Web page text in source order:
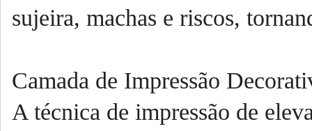
sujeira, machas e riscos,
Camada de Impressão
A técnica de impressão de